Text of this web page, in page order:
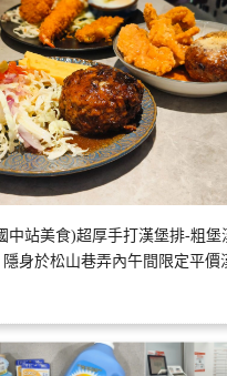
中站美食)超厚手打漢堡排-粗堡
隱身於松山巷弄內午間限定平價